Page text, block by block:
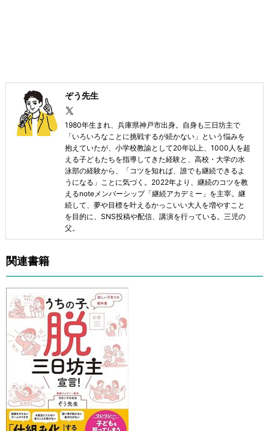
ぞう先生
1980年生まれ、兵庫県神戸市出身。自身も三日坊主で
「いろいろなことに挑戦するが続かない」という悩みを
抱えていたが、小学校教諭として20年以上、1000人を超
える子どもたちを指導してきた経験と、高校・大学の水
泳部の経験から、「コツを知れば、誰でも継続できるよ
うになる」ことに気づく。2022年より、継続のコツを教
えるnoteメンバーシップ「継続アカデミー」を主宰。継
続して、夢や目標を叶えるかっこいい大人を増やすこと
を目的に、SNS投稿や配信、講演を行っている。三児の
父。
関連書籍